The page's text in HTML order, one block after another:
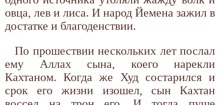
овца, лев и лиса. И народ Йемена зажил в
достатке и благоденствии.
По прошествии нескольких лет послал
ему Аллах сына, коего нарекли
Кахтаном. Когда же Худ состарился и
срок его жизни изошел, сын Кахтан